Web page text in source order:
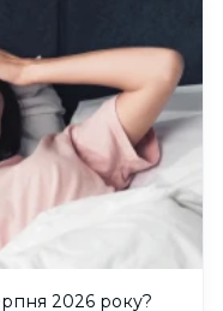
2026 року?